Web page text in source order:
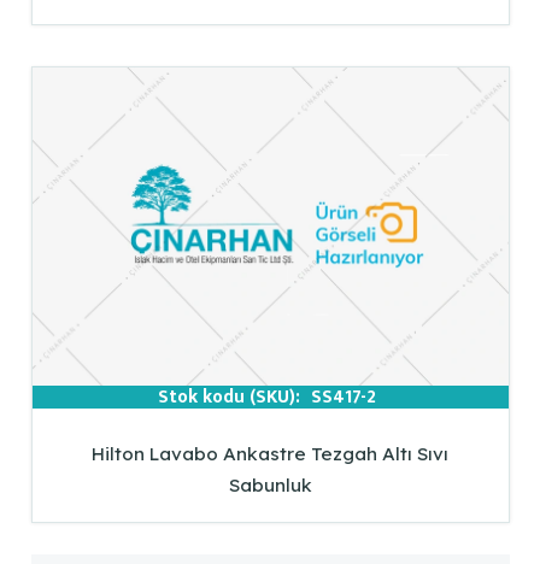
Stok kodu (SKU): SS417-2
Hilton Lavabo Ankastre Tezgah Altı Sıvı
Sabunluk